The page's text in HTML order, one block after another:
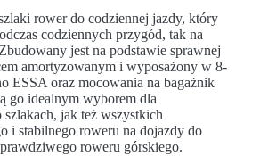
rower do codziennej jazdy, który
codziennych przygód, tak na
jest na podstawie sprawnej
amortyzowanym i wyposażony w 8-
ESSA oraz mocowania na bagażnik
go idealnym wyborem dla
szlakach, jak też wszystkich
i stabilnego roweru na dojazdy do
roweru górskiego.